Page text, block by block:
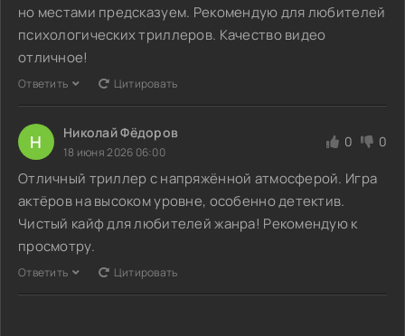
но местами предсказуем. Рекомендую для любителей
психологических триллеров. Качество видео
отличное!
Ответить Цитировать
Н Николай Фёдоров
18 июня 2026 06:00
0 0
Отличный триллер с напряжённой атмосферой. Игра
актёров на высоком уровне, особенно детектив.
Чистый кайф для любителей жанра! Рекомендую к
просмотру.
Ответить Цитировать